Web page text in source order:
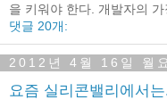
을 키워야 한다. 개발자의
댓글 20개:
2012년 4월 16일 월
요즘 실리콘밸리에서